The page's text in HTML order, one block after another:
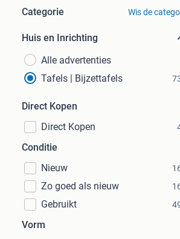
Categorie Wis de
Huis en Inrichting
Alle advertenties
Tafels | Bijzettafels
Direct Kopen
Direct Kopen
Conditie
Nieuw
Zo goed als nieuw
Gebruikt
Vorm